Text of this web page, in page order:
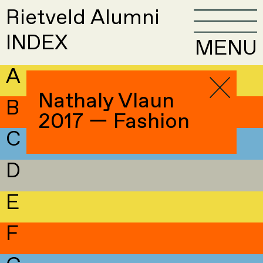
Rietveld Alumni
INDEX
MENU
A
B
C
D
E
F
Nathaly Vlaun
2017 — Fashion